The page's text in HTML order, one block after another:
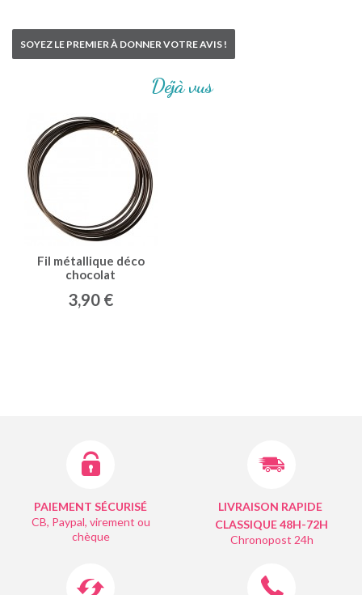
SOYEZ LE PREMIER À DONNER VOTRE AVIS !
Déjà vus
Fil métallique déco
chocolat
3,90 €
PAIEMENT SÉCURISÉ
CB, Paypal, virement ou
chèque
LIVRAISON RAPIDE
CLASSIQUE 48H-72H
Chronopost 24h